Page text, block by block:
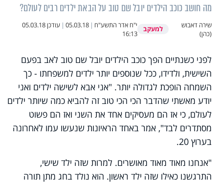
מה חושב כוכב הילדים יובל שם טוב על הבאת ילדים רבים לעולם?
שירה דאבוש
(כהן)
למעקב י"ח אדר התשע"ח |
05.03.18
| עודכן05.03.18
16:13
לפני כשנתיים הפך כוכב הילדים יובל שם טוב לאב בפעם
השישית, ולדידו, ככל שנוספים יותר ילדים למשפחתו - כך
השמחה הופכת לגדולה יותר. "אני אבא לשישה ילדים ואני
יודע מאשתי שהדבר הכי הכי טוב זה להביא כמה שיותר ילדים
לעולם, כי אז הם מעסיקים אחד את השני ואז הם פשוט
מסתדרים לבד", אמר באחד הראיונות שנעשו עמו לאחרונה
בערוץ 20.
"אנחנו מאוד מאוד מאושרים. למרות שזה ילד שישי,
התרגשנו כאילו שזה ילד ראשון. הוא נולד בחג מתן תורה